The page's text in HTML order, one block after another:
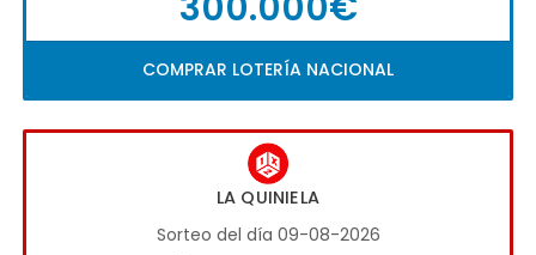
COMPRAR LOTERÍA NACIONAL
LA QUINIELA
Sorteo del día 09-08-2026